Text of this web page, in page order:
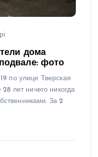
дома
фото
по улице Тверская
лет ничего никогда
За 2